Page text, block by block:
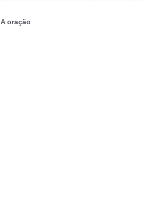
A oração